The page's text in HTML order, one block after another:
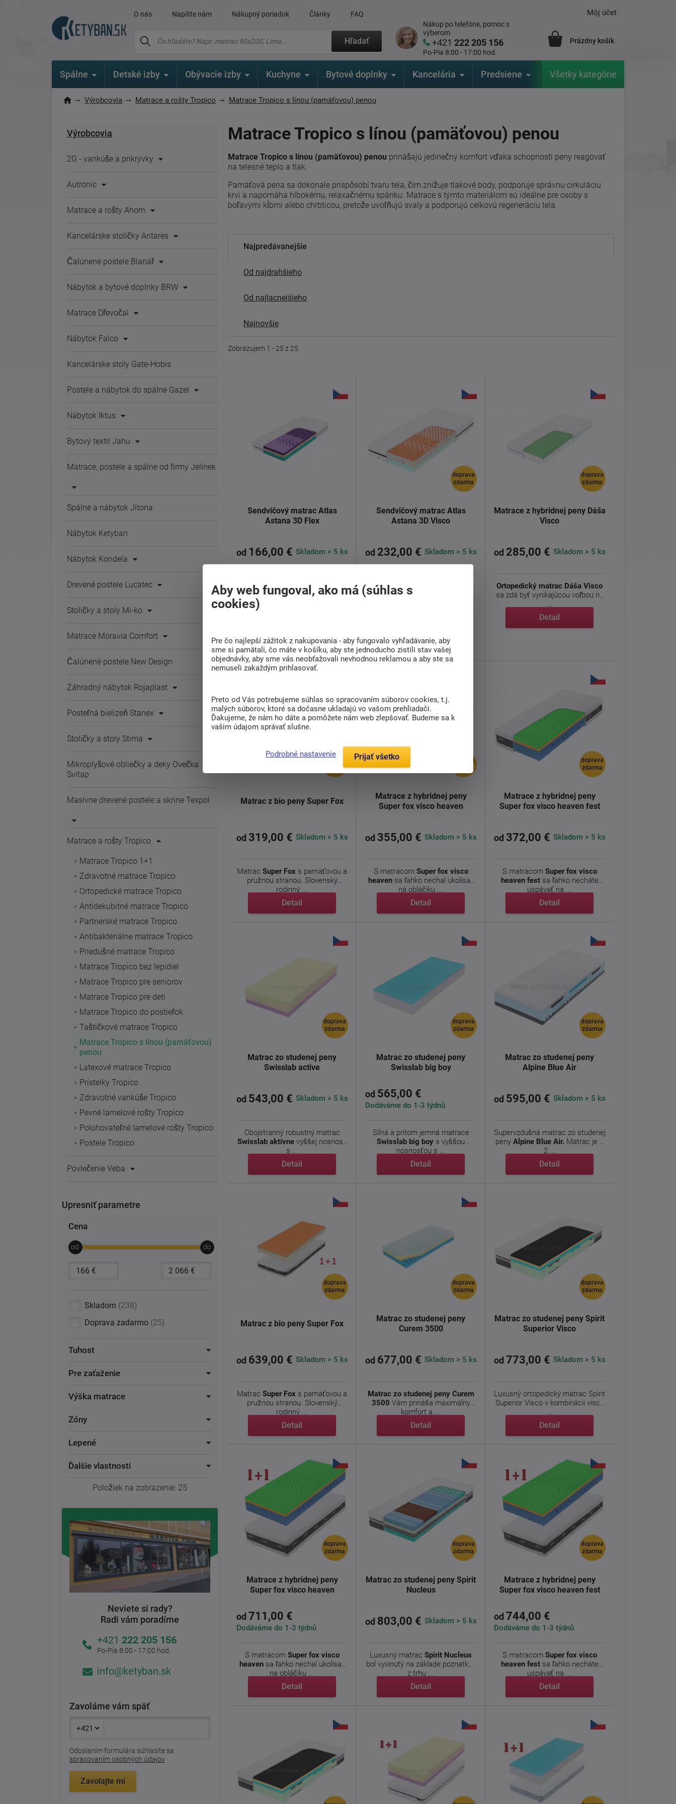
O nás Napíšte nám Nákupný poriadok Články FAQ
Hľadať
Nákup po telefóne, pomoc s
výberom
+421222 205 156
Po-Pia 8:00 - 17:00 hod.
Môj účet
Prázdny košík
Spálne Detské izby Obývacie izby Kuchyne Bytové doplnky Kancelária Predsiene Výrobcovia
Všetky kategórie
Výrobcovia Matrace a rošty Tropico Matrace Tropico s línou (pamäťovou) penou
Výrobcovia
2G - vankúše a prikrývky
Autronic
Matrace a rošty Ahorn
Kancelárske stoličky Antares
Čalúnené postele Blanář
Nábytok a bytové doplnky BRW
Matrace Dřevočal
Nábytok Falco
Kancelárske stoly Gate-Hobis
Postele a nábytok do spálne Gazel
Nábytok Iktus
Bytový textil Jahu
Matrace, postele a spálne od firmy Jelínek
Spálne a nábytok Jitona
Nábytok Ketyban
Nábytok Kondela
Drevené postele Lucatec
Stoličky a stoly Mi-ko
Matrace Moravia Comfort
Čalúnené postele New Design
Záhradný nábytok Rojaplast
Posteľná bielizeň Stanex
Stoličky a stoly Stima
Mikroplyšové obliečky a deky Ovečka
Svitap
Masívne drevené postele a skrine Texpol
Matrace a rošty Tropico
Matrace Tropico 1+1
Zdravotné matrace Tropico
Ortopedické matrace Tropico
Antidekubitné matrace Tropico
Partnerské matrace Tropico
Antibakteriálne matrace Tropico
Priedušné matrace Tropico
Matrace Tropico bez lepidiel
Matrace Tropico pre seniorov
Matrace Tropico pre deti
Matrace Tropico do postieľok
Taštičkové matrace Tropico
Matrace Tropico s línou (pamäťovou)
penou
Latexové matrace Tropico
Prístelky Tropico
Zdravotné vankúše Tropico
Pevné lamelové rošty Tropico
Polohovateľné lamelové rošty Tropico
Postele Tropico
Povlečenie Veba
Upresniť parametre
Cena
Skladom 238
Doprava zadarmo 25
Tuhost
Pre zaťaženie
Výška matrace
Zóny
Lepené
Ďalšie vlastnosti
Položiek na zobrazenie: 25
Neviete si rady?
Radi vám poradíme
+421 222 205 156
Po-Pia 8:00 - 17:00 hod.
info@ketyban.sk
Zavoláme vám späť
Odoslaním formulára súhlasíte sa
spracovaním osobných údajov
Zavolajte mi
Matrace Tropico s línou (pamäťovou) penou
Matrace Tropico s línou (pamäťovou) penou prinášajú jedinečný komfort vďaka schopnosti peny reagovať
na telesné teplo a tlak.
Pamäťová pena sa dokonale prispôsobí tvaru tela, čím znižuje tlakové body, podporuje správnu cirkuláciu
krvi a napomáha hlbokému, relaxačnému spánku. Matrace s týmto materiálom sú ideálne pre osoby s
boľavými kĺbmi alebo chrbticou, pretože uvoľňujú svaly a podporujú celkovú regeneráciu tela.
Najpredávanejšie
Od najdrahšieho
Od najlacnejšieho
Najnovšie
Zobrazujem 1 - 25 z 25
Sendvičový matrac Atlas
Astana 3D Flex
od 166,00 € Skladom > 5 ks
Partnerský matrac Atlas Astana
3D Flex
Detail
doprava
zdarma
Sendvičový matrac Atlas
Astana 3D Visco
od 232,00 € Skladom > 5 ks
Atlas ASTANA 3D Visco
matrac navrhnutý pre maximálne
doprava
zdarma
Matrace z hybridnej peny Dáša
Visco
od 285,00 € Skladom > 5 ks
Ortopedický matrac Dáša Visco
sa zdá byť vynikajúcou voľbou na
...
Detail
zdarma
Matrac z bio peny Super Fox
od 319,00 € Skladom > 5 ks
MatracSuper Fox s pamäťovou a
pružnou stranou. Slovenský
rodinný ...
Detail
doprava
Matrace z hybridnej peny
Super fox visco heaven
od 355,00 € Skladom > 5 ks
S matracom Super fox visco
heaven sa ľahko nechal ukolísať
na obláčiku ...
Detail
doprava
zdarma
Matrace z hybridnej peny
Super fox visco heaven fest
od 372,00 € Skladom > 5 ks
S matracom Super fox visco
heaven festsa ľahko necháte
uspávať na ...
Detail
doprava
zdarma
Matrac zo studenej peny
Swisslab active
od 543,00 € Skladom > 5 ks
Obojstranný robustný matrac
Swisslab aktívnevyššej nosnosti
s ...
Detail
doprava
zdarma
Matrac zo studenej peny
Swisslab big boy
od 565,00 €
Dodáváme do 1-3 týdnů
Silná a pritom jemná matrace
Swisslab big boy s vyššou
nosnosťou s ...
Detail
doprava
zdarma
Matrac zo studenej peny
Alpine Blue Air
od 595,00 € Skladom > 5 ks
Supervzdušná matrac zo studenej
penyAlpine Blue Air. Matrac je s
2 ...
Detail
doprava
zdarma
Matrac z bio peny Super Fox
od 639,00 € Skladom > 5 ks
MatracSuper Fox s pamäťovou a
pružnou stranou. Slovenský
rodinný ...
Detail
doprava
zdarma
Matrac zo studenej peny
Curem 3500
od 677,00 € Skladom > 5 ks
Matrac zo studenej peny Curem
3500 Vám prináša maximálny
komfort a ...
Detail
doprava
zdarma
Matrac zo studenej peny Spirit
Superior Visco
od 773,00 € Skladom > 5 ks
Luxusný ortopedický matrac Spirit
Superior Visco v kombinácii visco
...
Detail
doprava
zdarma
Matrace z hybridnej peny
Super fox visco heaven
od 711,00 €
Dodáváme do 1-3 týdnů
S matracom Super fox visco
heaven sa ľahko nechal ukolísať
na obláčiku ...
Detail
doprava
zdarma
Matrac zo studenej peny Spirit
Nucleus
od 803,00 € Skladom > 5 ks
Luxusný matracSpirit Nucleus
bol vyvinutý na základe poznatkov
z trhu ...
Detail
doprava
zdarma
Matrace z hybridnej peny
Super fox visco heaven fest
od 744,00 €
Dodáváme do 1-3 týdnů
S matracom Super fox visco
heaven festsa ľahko necháte
uspávať na ...
Detail
Aby web fungoval, ako má (súhlas s
cookies)
Pre čo najlepší zážitok z nakupovania - aby fungovalo vyhľadávanie, aby
sme si pamätali, čo máte v košíku, aby ste jednoducho zistili stav vašej
objednávky, aby sme vás neobťažovali nevhodnou reklamou a aby ste sa
nemuseli zakaždým prihlasovať.
Preto od Vás potrebujeme súhlas so spracovaním súborov cookies, t.j.
malých súborov, ktoré sa dočasne ukladajú vo vašom prehliadači.
Ďakujeme, že nám ho dáte a pomôžete nám web zlepšovať. Budeme sa k
vašim údajom správať slušne.
Podrobné nastavenie Prijať všetko